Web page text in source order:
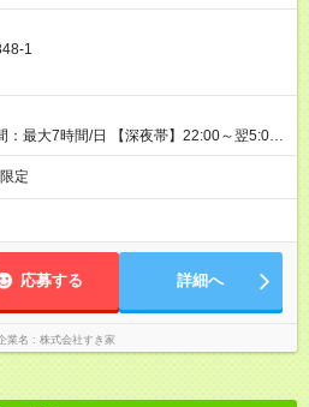
1
：最大7時間/日 【深夜帯】22:00～翌5:00
※22:00から翌5:00までは18歳以上の方
未満の深夜業務禁止のため） ★深夜で
の勤務を行いますので、安心して働けま
定
応募する 詳細へ
業名 株式会社すき家